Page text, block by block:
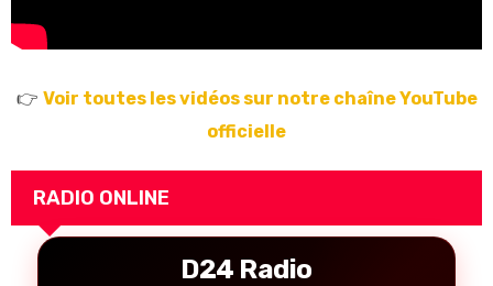
👉 Voir toutes les vidéos sur notre chaîne YouTube
officielle
RADIO ONLINE
D24 Radio